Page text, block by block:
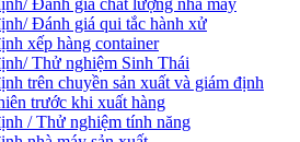
Đánh giá qui tắc hành xử
xếp hàng container
Thử nghiệm Sinh Thái
trên chuyền sản xuất và giám định
trước khi xuất hàng
/ Thử nghiệm tính năng